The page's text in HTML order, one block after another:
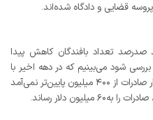
قضایی و دادگاه شده‌اند.
صدرصد تعداد بافندگان کاهش پیدا
شود می‌بینیم که در دهه اخیر با
توجه به تمام تحریم‌هایی که داشتیم باز آمار صادرات از ۴۰۰ میلیون پایین‌تر نمی‌آمد
دلار رساند.